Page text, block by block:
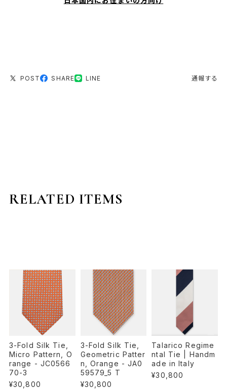
POST SHARE LINE 通報する
RELATED ITEMS
3-Fold Silk Tie,
Micro Pattern, O
range - JC0566
70-3
¥30,800
3-Fold Silk Tie,
Geometric Patter
n, Orange - JA0
59579_5 T
¥30,800
Talarico Regime
ntal Tie | Handm
ade in Italy
¥30,800